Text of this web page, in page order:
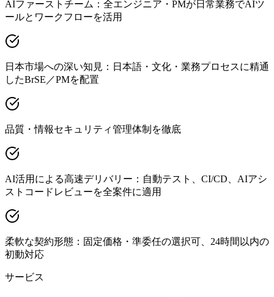
AIファーストチーム：全エンジニア・PMが日常業務でAIツ
ールとワークフローを活用
日本市場への深い知見：日本語・文化・業務プロセスに精通
したBrSE／PMを配置
品質・情報セキュリティ管理体制を徹底
AI活用による高速デリバリー：自動テスト、CI/CD、AIアシ
ストコードレビューを全案件に適用
柔軟な契約形態：固定価格・準委任の選択可、24時間以内の
初動対応
サービス